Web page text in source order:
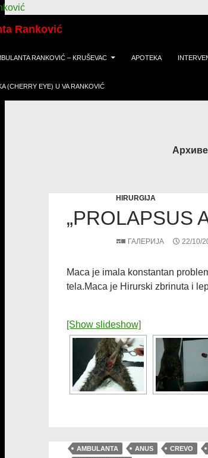
Ranković
RANKOVIĆ – KRUŠEVAC APOTEKA
(CHERRY EYE) U VA RANKOVIĆ
HIRURGIJA
„PROLAPSUS
ГАЛЕРИЈА 22/10/
Maca je imala konstantan
tela.Maca je Hirurski zbrinuta i
[Show slideshow]
AMBULANTA ANUS CREVO